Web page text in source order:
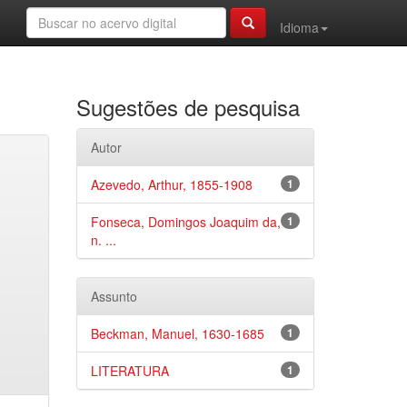
Idioma
Sugestões de pesquisa
Autor
1
Azevedo, Arthur, 1855-1908
1
Fonseca, Domingos Joaquim da,
n. ...
Assunto
1
Beckman, Manuel, 1630-1685
1
LITERATURA